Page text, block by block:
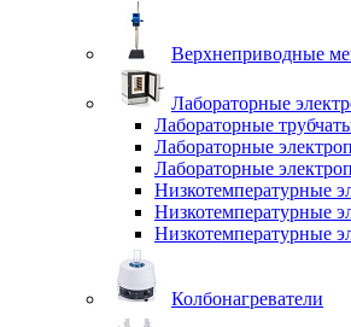
Верхнеприводные
Лабораторные
Лабораторные
Лабораторные
Лабораторные
Низкотемпературные
Низкотемпературные
Низкотемпературные
Колбонагреватели